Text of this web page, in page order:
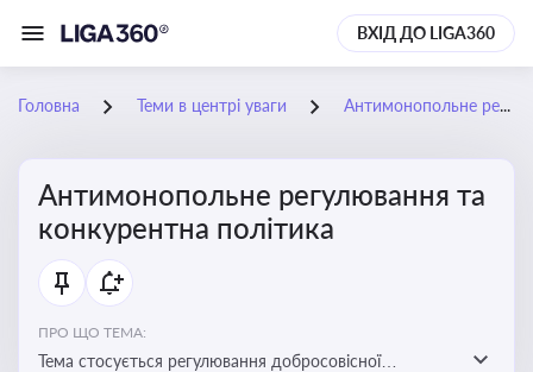
ВХІД ДО LIGA360
Головна Теми в центрі уваги Антимонопольне регулювання та конкурентна політика
Антимонопольне регулювання та
конкурентна політика
ПРО ЩО ТЕМА:
Тема стосується регулювання добросовісної